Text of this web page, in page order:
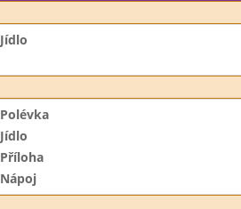
Jídlo
Polévka
Jídlo
Příloha
Nápoj